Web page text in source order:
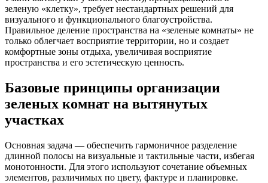
зеленую «клетку», требует нестандартных решений для
визуального и функционального благоустройства.
Правильное деление пространства на «зеленые комнаты» не
только облегчает восприятие территории, но и создает
комфортные зоны отдыха, увеличивая восприятие
пространства и его эстетическую ценность.
Базовые принципы организации
зеленых комнат на вытянутых
участках
Основная задача — обеспечить гармоничное разделение
длинной полосы на визуальные и тактильные части, избегая
монотонности. Для этого используют сочетание объемных
элементов, различимых по цвету, фактуре и планировке.